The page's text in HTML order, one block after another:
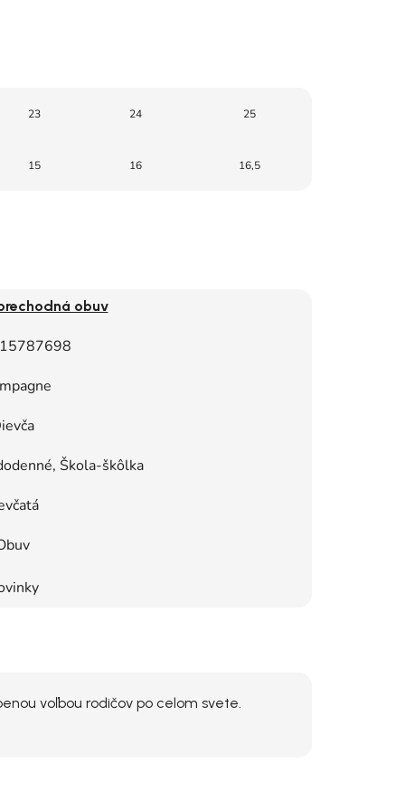
23 24 25
15 16 16,5
obuv
Škola-škôlka
voľbou rodičov po celom svete.